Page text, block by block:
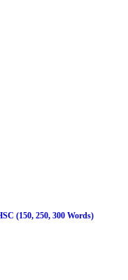
(150, 250, 300 Words)